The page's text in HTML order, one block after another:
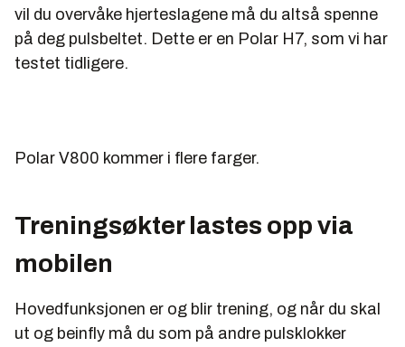
vil du overvåke hjerteslagene må du altså spenne
på deg pulsbeltet. Dette er en Polar H7, som vi har
testet tidligere.
Polar V800 kommer i flere farger.
Treningsøkter lastes opp via
mobilen
Hovedfunksjonen er og blir trening, og når du skal
ut og beinfly må du som på andre pulsklokker